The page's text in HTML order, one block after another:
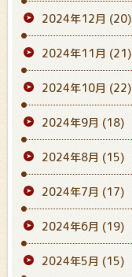
2024年12月 (20)
2024年11月 (21)
2024年10月 (22)
2024年9月 (18)
2024年8月 (15)
2024年7月 (17)
2024年6月 (19)
2024年5月 (15)